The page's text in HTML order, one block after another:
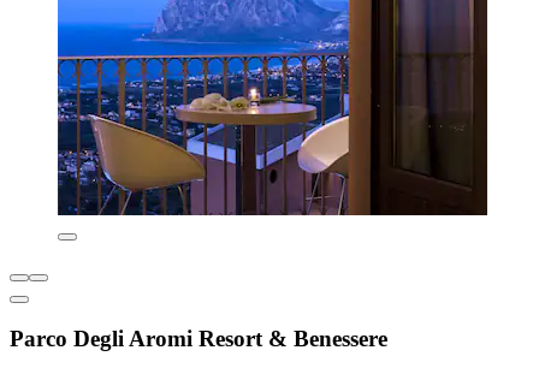
Parco Degli Aromi Resort & Benessere